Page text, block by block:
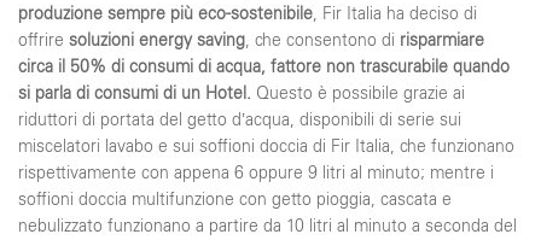
produzione sempre più eco-sostenibile, Fir Italia ha deciso di
offrire soluzioni energy saving, che consentono di risparmiare
circa il 50% di consumi di acqua, fattore non trascurabile quando
si parla di consumi di un Hotel. Questo è possibile grazie ai
riduttori di portata del getto d’acqua, disponibili di serie sui
miscelatori lavabo e sui soffioni doccia di Fir Italia, che funzionano
rispettivamente con appena 6 oppure 9 litri al minuto; mentre i
soffioni doccia multifunzione con getto pioggia, cascata e
nebulizzato funzionano a partire da 10 litri al minuto a seconda del